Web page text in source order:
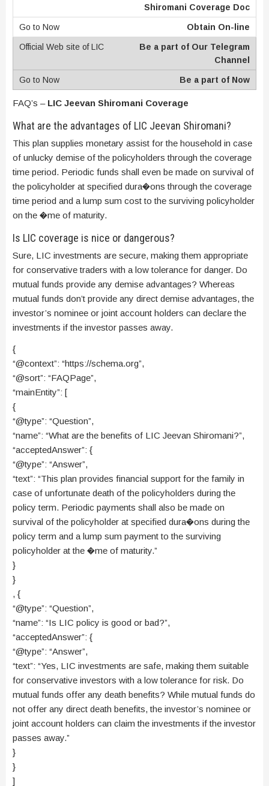
Shiromani Coverage Doc
Obtain On-line
Be a part of Our Telegram
Channel
Be a part of Now
FAQ’s – LIC Jeevan Shiromani Coverage
What are the advantages of LIC Jeevan Shiromani?
This plan supplies monetary assist for the household in case
of unlucky demise of the policyholders through the coverage
time period. Periodic funds shall even be made on survival of
the policyholder at specified dura�ons through the coverage
time period and a lump sum cost to the surviving policyholder
on the �me of maturity.
Is LIC coverage is nice or dangerous?
Sure, LIC investments are secure, making them appropriate
for conservative traders with a low tolerance for danger. Do
mutual funds provide any demise advantages? Whereas
mutual funds don’t provide any direct demise advantages, the
investor’s nominee or joint account holders can declare the
investments if the investor passes away.
{
“@context”: “https://schema.org”,
“@sort”: “FAQPage”,
“mainEntity”: [
{
“@type”: “Question”,
“name”: “What are the benefits of LIC Jeevan Shiromani?”,
“acceptedAnswer”: {
“@type”: “Answer”,
“text”: “This plan provides financial support for the family in
case of unfortunate death of the policyholders during the
policy term. Periodic payments shall also be made on
survival of the policyholder at specified dura�ons during the
policy term and a lump sum payment to the surviving
policyholder at the �me of maturity.”
}
}
, {
“@type”: “Question”,
“name”: “Is LIC policy is good or bad?”,
“acceptedAnswer”: {
“@type”: “Answer”,
“text”: “Yes, LIC investments are safe, making them suitable
for conservative investors with a low tolerance for risk. Do
mutual funds offer any death benefits? While mutual funds do
not offer any direct death benefits, the investor’s nominee or
joint account holders can claim the investments if the investor
passes away.”
}
}
]